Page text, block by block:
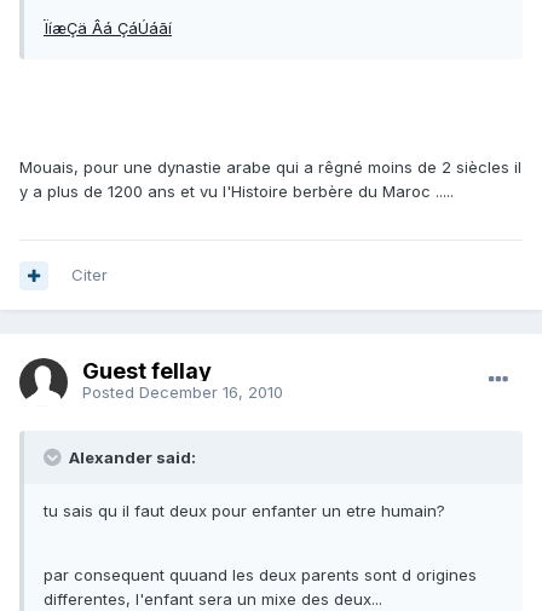
ÏíæÇä Âá ÇáÚáãí
Mouais, pour une dynastie arabe qui a rêgné moins de 2 siècles il
y a plus de 1200 ans et vu l'Histoire berbère du Maroc .....
Citer
Guest fellay
Posted December 16, 2010
Alexander said:
tu sais qu il faut deux pour enfanter un etre humain?
par consequent quuand les deux parents sont d origines
differentes, l'enfant sera un mixe des deux...